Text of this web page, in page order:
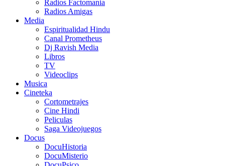
Radios Factomania
Radios Amigas
Media
Espiritualidad Hindu
Canal Prometheus
Dj Ravish Media
Libros
TV
Videoclips
Musica
Cineteka
Cortometrajes
Cine Hindi
Peliculas
Saga Videojuegos
Docus
DocuHistoria
DocuMisterio